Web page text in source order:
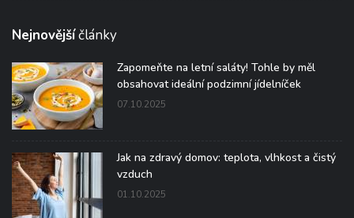
Nejnovějšíčlánky
Zapomeňte na letní saláty! Tohle by měl
obsahovat ideální podzimní jídelníček
07.10.2025
Jak na zdravý domov: teplota, vlhkost a čistý
vzduch
01.10.2025